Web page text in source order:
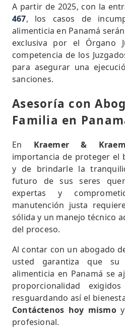
A partir de 2025, con la
467, los casos de
alimenticia en Panamá
exclusiva por el Órgano
competencia de los
para asegurar una
sanciones.
Asesoría con
Familia en
En Kraemer &
importancia de proteger el
y de brindarle la
futuro de sus seres
expertas y
manutención justa
sólida y un manejo técnico
del proceso.
Al contar con un abogado
usted garantiza que
alimenticia en Panamá se
proporcionalidad
resguardando así el
Contáctenos hoy mismoy
profesional.